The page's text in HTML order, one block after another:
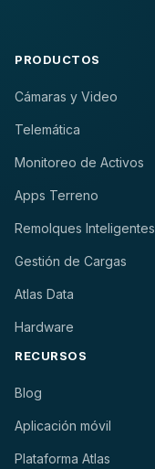
PRODUCTOS
Cámaras y Video
Telemática
Monitoreo de Activos
Apps Terreno
Remolques Inteligentes
Gestión de Cargas
Atlas Data
Hardware
RECURSOS
Blog
Aplicación móvil
Plataforma Atlas